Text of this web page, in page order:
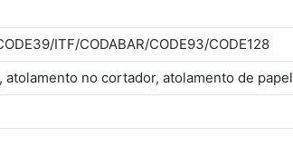
ITF/CODABAR/CODE93/CODE128
no cortador, atolamento de papel